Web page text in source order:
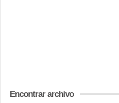
Encontrar archivo